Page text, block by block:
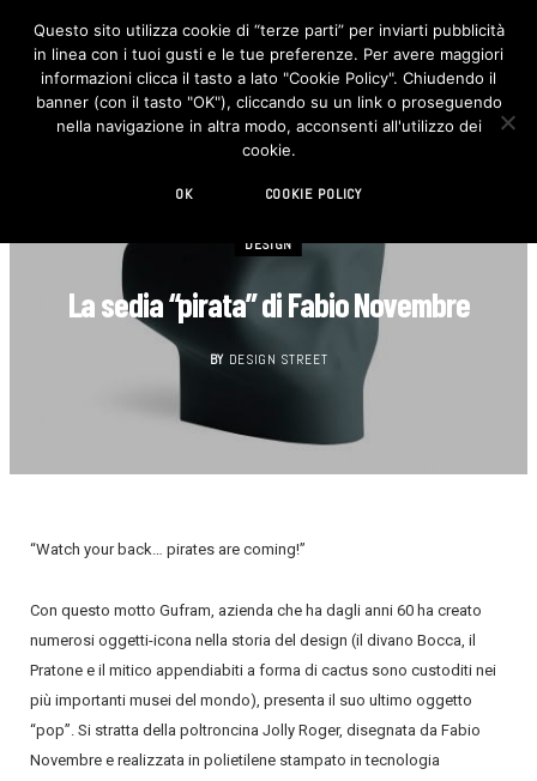
F
c
e
b
o
I
n
s
t
DESIGN
La sedia “pirata” di Fabio Novembre
BY DESIGN STREET
“Watch your back… pirates are coming!”
Con questo motto Gufram, azienda che ha dagli anni 60 ha creato
numerosi oggetti-icona nella storia del design (il divano Bocca, il
Pratone e il mitico appendiabiti a forma di cactus sono custoditi nei
più importanti musei del mondo), presenta il suo ultimo oggetto
“pop”. Si stratta della poltroncina Jolly Roger, disegnata da Fabio
Novembre e realizzata in polietilene stampato in tecnologia
Questo sito utilizza cookie di “terze parti” per inviarti pubblicità
in linea con i tuoi gusti e le tue preferenze. Per avere maggiori
informazioni clicca il tasto a lato "Cookie Policy". Chiudendo il
banner (con il tasto "OK"), cliccando su un link o proseguendo
nella navigazione in altra modo, acconsenti all'utilizzo dei
cookie.
OK COOKIE POLICY